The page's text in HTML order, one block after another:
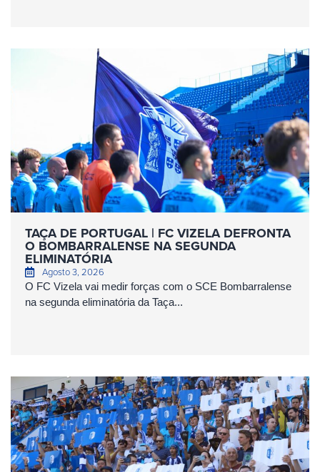
TAÇA DE PORTUGAL | FC VIZELA DEFRONTA
O BOMBARRALENSE NA SEGUNDA
ELIMINATÓRIA
Agosto 3, 2026
O FC Vizela vai medir forças com o SCE Bombarralense
na segunda eliminatória da Taça...